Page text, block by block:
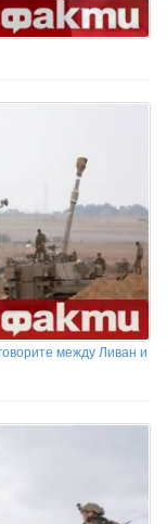
между Ливан и